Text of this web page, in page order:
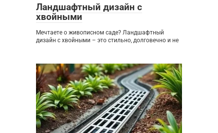
Ландшафтный дизайн с
хвойными
Мечтаете о живописном саде? Ландшафтный
дизайн с хвойными – это стильно, долговечно и не